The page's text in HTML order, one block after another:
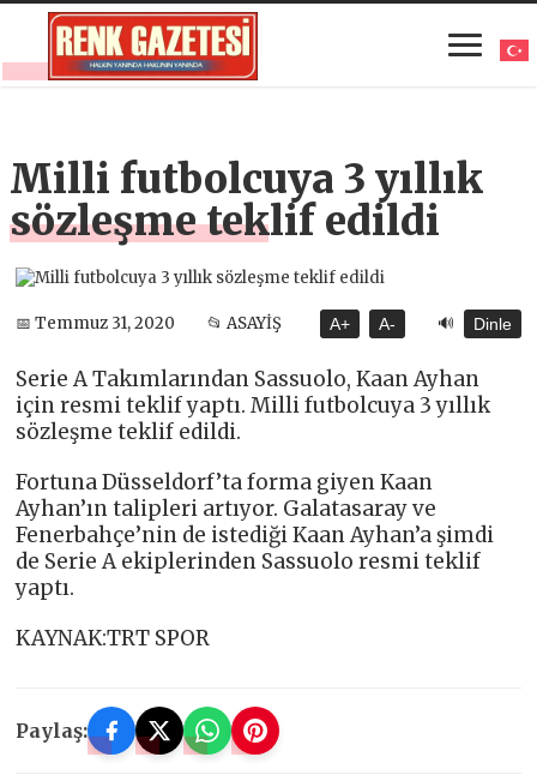
Milli futbolcuya 3 yıllık
sözleşme teklif edildi
📅 Temmuz 31, 2020 📂 ASAYİŞ A+ A- 🔊 Dinle
Serie A Takımlarından Sassuolo, Kaan Ayhan
için resmi teklif yaptı. Milli futbolcuya 3 yıllık
sözleşme teklif edildi.
Fortuna Düsseldorf’ta forma giyen Kaan
Ayhan’ın talipleri artıyor. Galatasaray ve
Fenerbahçe’nin de istediği Kaan Ayhan’a şimdi
de Serie A ekiplerinden Sassuolo resmi teklif
yaptı.
KAYNAK:TRT SPOR
Paylaş: